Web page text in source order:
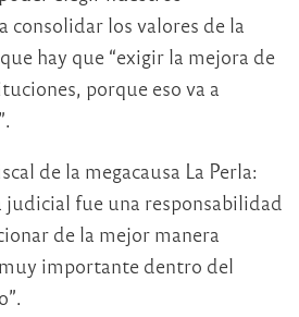
consolidar los valores de la
hay que “exigir la mejora de
porque eso va a
de la megacausa La Perla:
fue una responsabilidad
de la mejor manera
importante dentro del